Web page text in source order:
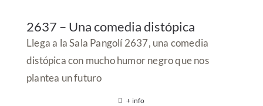
2637 – Una comedia distópica
Llega a la Sala Pangolí 2637, una comedia
distópica con mucho humor negro que nos
plantea un futuro
+ info